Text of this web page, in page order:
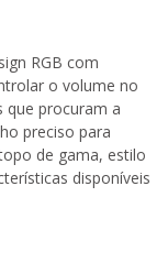
RGB com
o volume no
que procuram a
preciso para
de gama, estilo
disponíveis